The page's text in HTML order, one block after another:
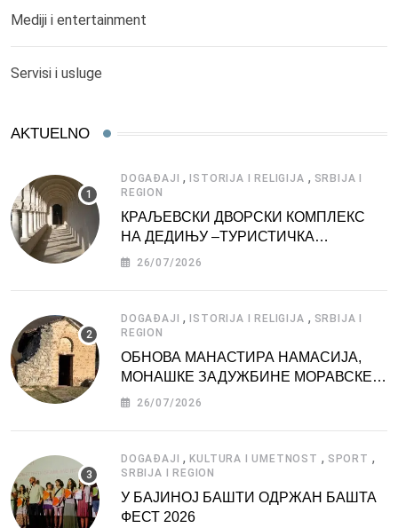
Mediji i entertainment
Servisi i usluge
AKTUELNO
DOGAĐAJI , ISTORIJA I RELIGIJA , SRBIJA I
REGION
КРАЉЕВСКИ ДВОРСКИ КОМПЛЕКС
НА ДЕДИЊУ –ТУРИСТИЧКА
АТРАКЦИЈА
26/07/2026
DOGAĐAJI , ISTORIJA I RELIGIJA , SRBIJA I
REGION
ОБНОВА МАНАСТИРА НАМАСИЈА,
МОНАШКЕ ЗАДУЖБИНЕ МОРАВСКЕ
СРБИЈЕ
26/07/2026
DOGAĐAJI ,KULTURA I UMETNOST , SPORT ,
SRBIJA I REGION
У БАЈИНОЈ БАШТИ ОДРЖАН БАШТА
ФЕСТ 2026